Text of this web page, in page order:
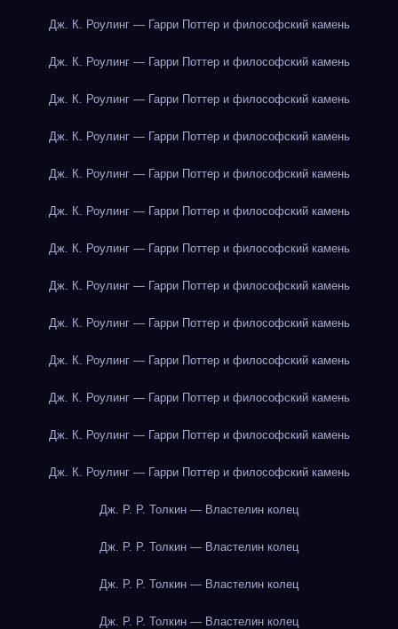
Дж. К. Роулинг — Гарри Поттер и философский камень
Дж. К. Роулинг — Гарри Поттер и философский камень
Дж. К. Роулинг — Гарри Поттер и философский камень
Дж. К. Роулинг — Гарри Поттер и философский камень
Дж. К. Роулинг — Гарри Поттер и философский камень
Дж. К. Роулинг — Гарри Поттер и философский камень
Дж. К. Роулинг — Гарри Поттер и философский камень
Дж. К. Роулинг — Гарри Поттер и философский камень
Дж. К. Роулинг — Гарри Поттер и философский камень
Дж. К. Роулинг — Гарри Поттер и философский камень
Дж. К. Роулинг — Гарри Поттер и философский камень
Дж. К. Роулинг — Гарри Поттер и философский камень
Дж. К. Роулинг — Гарри Поттер и философский камень
Дж. Р. Р. Толкин — Властелин колец
Дж. Р. Р. Толкин — Властелин колец
Дж. Р. Р. Толкин — Властелин колец
Дж. Р. Р. Толкин — Властелин колец